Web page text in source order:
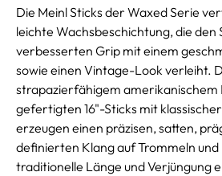
Die Meinl Sticks der Waxed Serie
leichte Wachsbeschichtung, die den
verbesserten Grip mit einem
sowie einen Vintage-Look verleiht.
strapazierfähigem amerikanischem
gefertigten 16"-Sticks mit
erzeugen einen präzisen, satten,
definierten Klang auf Trommeln
traditionelle Länge und Verjüngung